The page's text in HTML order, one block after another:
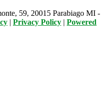
59, 20015 Parabiago MI -
| Privacy Policy | Powered